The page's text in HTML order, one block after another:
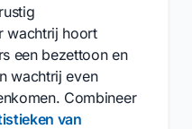
wachtrij hoort
een bezettoon en
wachtrij even
Combineer
van